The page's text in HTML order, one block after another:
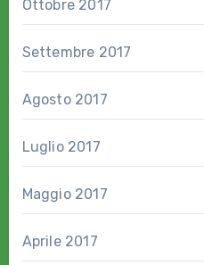
Ottobre 2017
Settembre 2017
Agosto 2017
Luglio 2017
Maggio 2017
Aprile 2017